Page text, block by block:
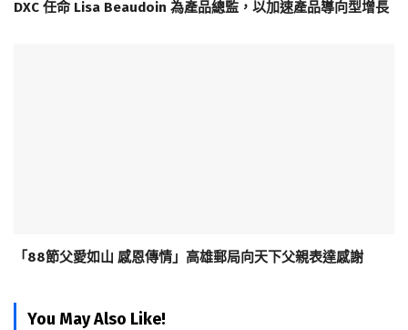
DXC 任命 Lisa Beaudoin 為產品總監，以加速產品導向型增長
「88節父愛如山 感恩傳情」高雄郵局向天下父親表達感謝
You May Also Like!